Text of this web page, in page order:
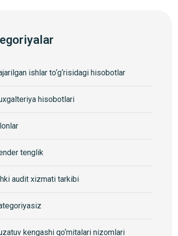
ishlar to‘g‘risidagi hisobotlar
hisobotlari
tenglik
audit xizmati tarkibi
kengashi qo‘mitalari nizomlari